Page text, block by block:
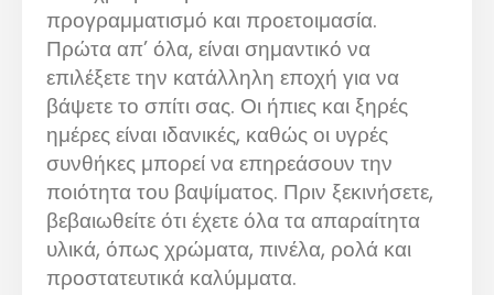
προγραμματισμό και προετοιμασία.
Πρώτα απ’ όλα, είναι σημαντικό να
επιλέξετε την κατάλληλη εποχή για να
βάψετε το σπίτι σας. Οι ήπιες και ξηρές
ημέρες είναι ιδανικές, καθώς οι υγρές
συνθήκες μπορεί να επηρεάσουν την
ποιότητα του βαψίματος. Πριν ξεκινήσετε,
βεβαιωθείτε ότι έχετε όλα τα απαραίτητα
υλικά, όπως χρώματα, πινέλα, ρολά και
προστατευτικά καλύμματα.